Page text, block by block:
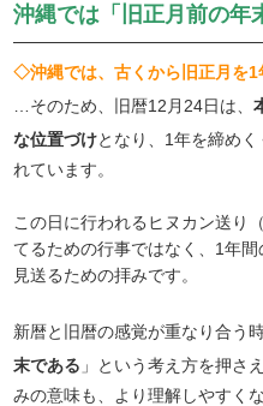
沖縄では「旧正月前の年
◇沖縄では、古くから旧正月を1
…そのため、旧暦12月24日は、
な位置づけとなり、1年を締め
れています。
この日に行われるヒヌカン送り
てるための行事ではなく、1年
見送るための拝みです。
新暦と旧暦の感覚が重なり合う
末である 」という考え方を押さ
みの意味も、より理解しやすくな